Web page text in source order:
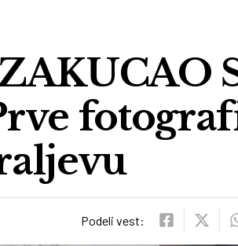
Podeli vest: